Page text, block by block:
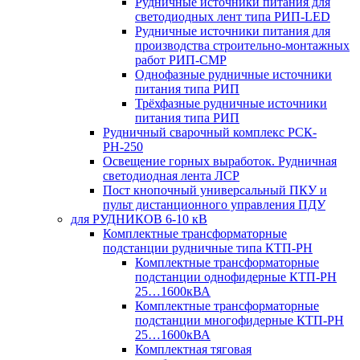
светодиодных лент типа РИП-LED
Рудничные источники питания для
производства строительно-монтажных
работ РИП-СМР
Однофазные рудничные источники
питания типа РИП
Трёхфазные рудничные источники
питания типа РИП
Рудничный сварочный комплекс РСК-
РН-250
Освещение горных выработок. Рудничная
светодиодная лента ЛСР
Пост кнопочный универсальный ПКУ и
пульт дистанционного управления ПДУ
для РУДНИКОВ 6-10 кВ
Комплектные трансформаторные
подстанции рудничные типа КТП-РН
Комплектные трансформаторные
подстанции однофидерные КТП-РН
25…1600кВА
Комплектные трансформаторные
подстанции многофидерные КТП-РН
25…1600кВА
Комплектная тяговая